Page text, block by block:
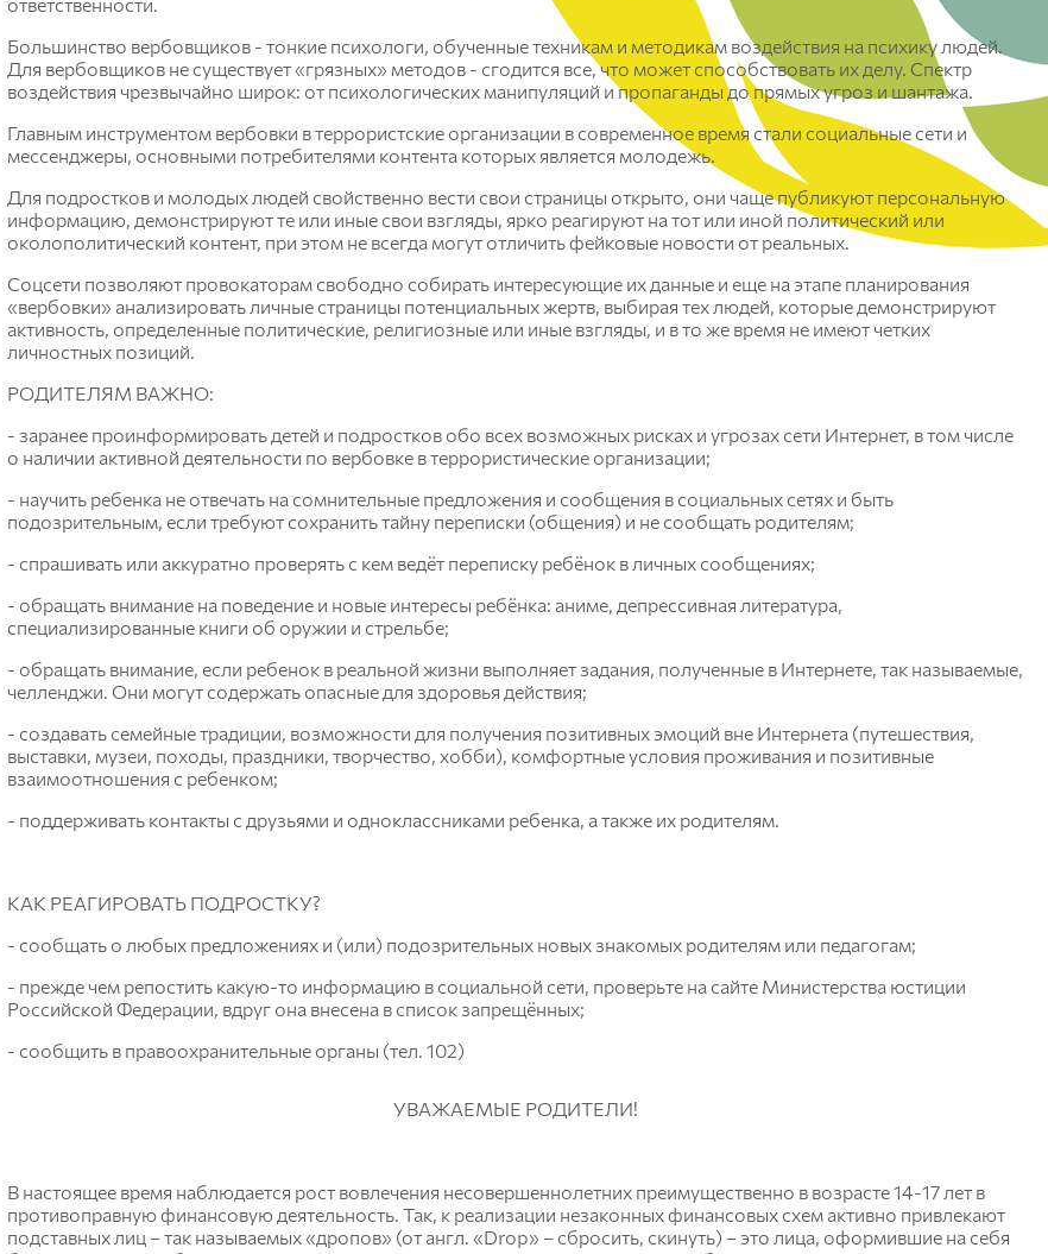
Психология, педагогика и экология
человека
Инженерных систем и
энергетики
Физики и математики
Механизация и технический сервис в АПК
Общеинженерных дисциплин
Системоэнергетики
Теоретических основ электротехники
Тракторы и автомобили
Электроснабжения сельского хозяйства
Красноярский ГАУ
Правовых и социально-экономических
дисциплин
Агроинженерии
Центр подготовки специалистов
среднего звена
Большинство вербовщиков - тонкие психологи, обученные техникам и методикам воздействия на психику людей.
Для вербовщиков не существует «грязных» методов - сгодится все, что может способствовать их делу. Спектр
воздействия чрезвычайно широк: от психологических манипуляций и пропаганды до прямых угроз и шантажа.
Главным инструментом вербовки в террористские организации в современное время стали социальные сети и
мессенджеры, основными потребителями контента которых является молодежь.
Для подростков и молодых людей свойственно вести свои страницы открыто, они чаще публикуют персональную
информацию, демонстрируют те или иные свои взгляды, ярко реагируют на тот или иной политический или
околополитический контент, при этом не всегда могут отличить фейковые новости от реальных.
Соцсети позволяют провокаторам свободно собирать интересующие их данные и еще на этапе планирования
«вербовки» анализировать личные страницы потенциальных жертв, выбирая тех людей, которые демонстрируют
активность, определенные политические, религиозные или иные взгляды, и в то же время не имеют четких
личностных позиций.
РОДИТЕЛЯМ ВАЖНО:
- заранее проинформировать детей и подростков обо всех возможных рисках и угрозах сети Интернет, в том числе
о наличии активной деятельности по вербовке в террористические организации;
- научить ребенка не отвечать на сомнительные предложения и сообщения в социальных сетях и быть
подозрительным, если требуют сохранить тайну переписки (общения) и не сообщать родителям;
- спрашивать или аккуратно проверять с кем ведёт переписку ребёнок в личных сообщениях;
- обращать внимание на поведение и новые интересы ребёнка: аниме, депрессивная литература,
специализированные книги об оружии и стрельбе;
- обращать внимание, если ребенок в реальной жизни выполняет задания, полученные в Интернете, так называемые,
челленджи. Они могут содержать опасные для здоровья действия;
- создавать семейные традиции, возможности для получения позитивных эмоций вне Интернета (путешествия,
выставки, музеи, походы, праздники, творчество, хобби), комфортные условия проживания и позитивные
взаимоотношения с ребенком;
- поддерживать контакты с друзьями и одноклассниками ребенка, а также их родителям.
КАК РЕАГИРОВАТЬ ПОДРОСТКУ?
- сообщать о любых предложениях и (или) подозрительных новых знакомых родителям или педагогам;
- прежде чем репостить какую-то информацию в социальной сети, проверьте на сайте Министерства юстиции
Российской Федерации, вдруг она внесена в список запрещённых;
- сообщить в правоохранительные органы (тел. 102)
УВАЖАЕМЫЕ РОДИТЕЛИ!
В настоящее время наблюдается рост вовлечения несовершеннолетних преимущественно в возрасте 14-17 лет в
противоправную финансовую деятельность. Так, к реализации незаконных финансовых схем активно привлекают
подставных лиц – так называемых «дропов» (от англ. «Drop» – сбросить, скинуть) – это лица, оформившие на себя